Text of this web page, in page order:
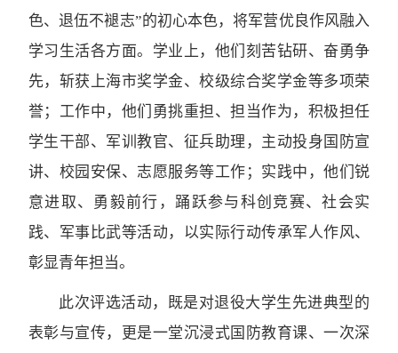
色、退伍不褪志”的初心本色，将军营优良作风融入
学习生活各方面。学业上，他们刻苦钻研、奋勇争
先，斩获上海市奖学金、校级综合奖学金等多项荣
誉；工作中，他们勇挑重担、担当作为，积极担任
学生干部、军训教官、征兵助理，主动投身国防宣
讲、校园安保、志愿服务等工作；实践中，他们锐
意进取、勇毅前行，踊跃参与科创竞赛、社会实
践、军事比武等活动，以实际行动传承军人作风、
彰显青年担当。
此次评选活动，既是对退役大学生先进典型的
表彰与宣传，更是一堂沉浸式国防教育课、一次深